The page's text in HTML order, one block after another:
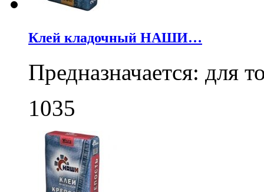
Клей кладочный НАШИ…
Предназначается: для
1035